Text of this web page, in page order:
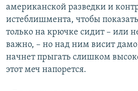
американской разведки и
истеблишмента, чтобы
только на крючке сидит – или
важно, – но над ним висит
начнет прыгать слишком
этот меч напорется.